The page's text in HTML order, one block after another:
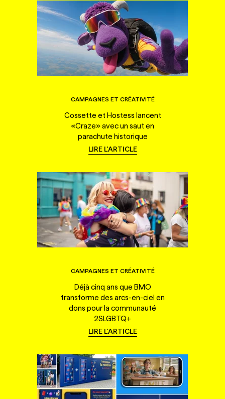
CAMPAGNES ET CRÉATIVITÉ
Cossette et Hostess lancent
«Craze» avec un saut en
parachute historique
LIRE L'ARTICLE
CAMPAGNES ET CRÉATIVITÉ
Déjà cinq ans que BMO
transforme des arcs-en-ciel en
dons pour la communauté
2SLGBTQ+
LIRE L'ARTICLE